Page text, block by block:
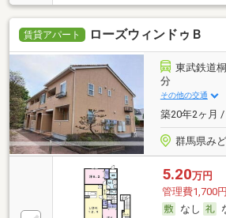
賃貸アパート ローズウィンドゥＢ
東武鉄道
分
その他の交通
築20年2ヶ月 /
群馬県み
5.20万円
管理費1,700円
なし